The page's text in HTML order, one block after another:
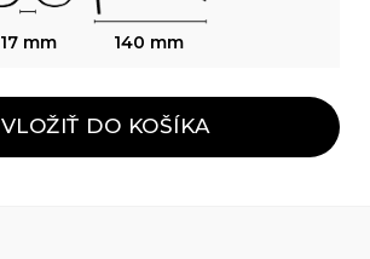
17 mm 140 mm
VLOŽIŤ DO KOŠÍKA